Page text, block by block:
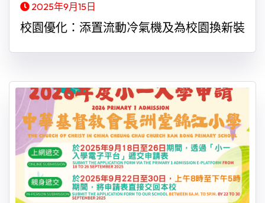
2025年9月15日
校園優化：添置流動冷氣機及為校園換新裝